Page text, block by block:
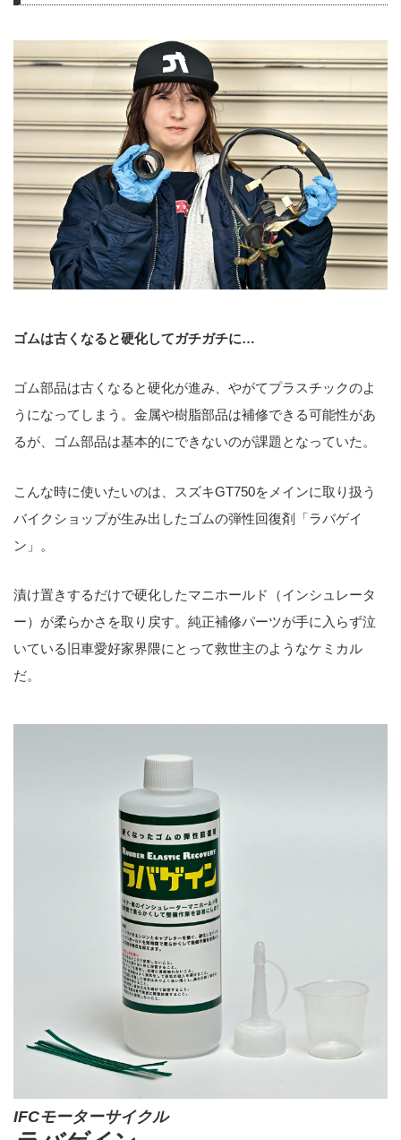
ゴムは古くなると硬化してガチガチに…
ゴム部品は古くなると硬化が進み、やがてプラスチックのよ
うになってしまう。金属や樹脂部品は補修できる可能性があ
るが、ゴム部品は基本的にできないのが課題となっていた。
こんな時に使いたいのは、スズキGT750をメインに取り扱う
バイクショップが生み出したゴムの弾性回復剤「ラバゲイ
ン」。
漬け置きするだけで硬化したマニホールド（インシュレータ
ー）が柔らかさを取り戻す。純正補修パーツが手に入らず泣
いている旧車愛好家界隈にとって救世主のようなケミカル
だ。
IFCモーターサイクル